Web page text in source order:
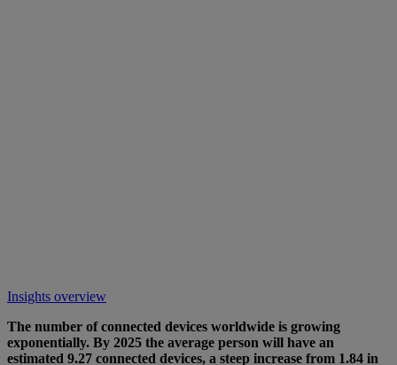
Insights overview
The number of connected devices worldwide is growing
exponentially. By 2025 the average person will have an
estimated 9.27 connected devices, a steep increase from 1.84 in